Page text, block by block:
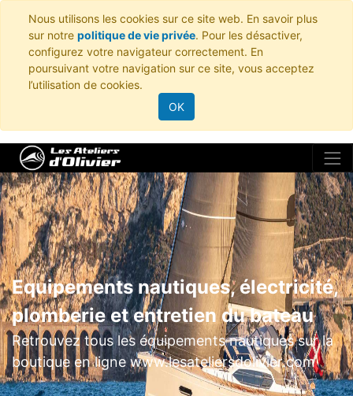
Nous utilisons les cookies sur ce site web. En savoir plus
sur notre politique de vie privée. Pour les désactiver,
configurez votre navigateur correctement. En
poursuivant votre navigation sur ce site, vous acceptez
l’utilisation de cookies.
OK
Equipements nautiques, électricité,
plomberie et entretien du bateau
Retrouvez tous les équipements nautiques sur la
boutique en ligne www.lesateliersdolivier.com